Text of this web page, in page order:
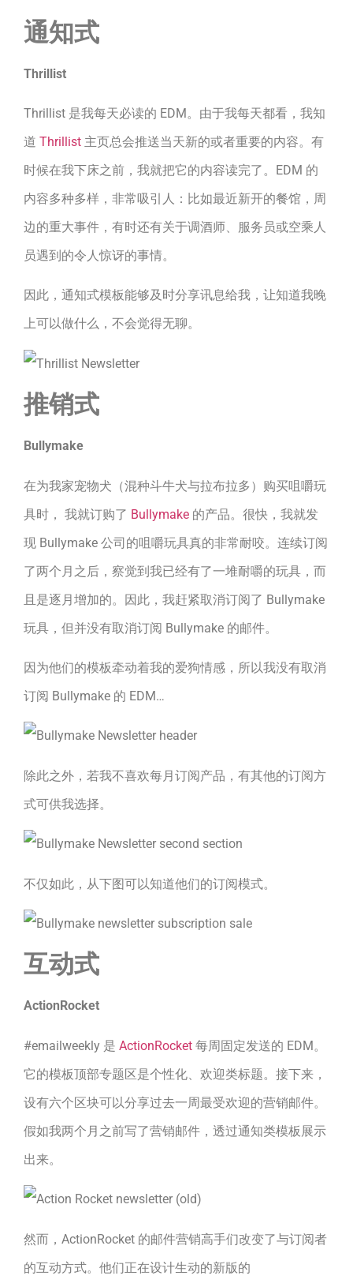
通知式
Thrillist
Thrillist 是我每天必读的 EDM。由于我每天都看，我知
道 Thrillist 主页总会推送当天新的或者重要的内容。有
时候在我下床之前，我就把它的内容读完了。EDM 的
内容多种多样，非常吸引人：比如最近新开的餐馆，周
边的重大事件，有时还有关于调酒师、服务员或空乘人
员遇到的令人惊讶的事情。
因此，通知式模板能够及时分享讯息给我，让知道我晚
上可以做什么，不会觉得无聊。
推销式
Bullymake
在为我家宠物犬（混种斗牛犬与拉布拉多）购买咀嚼玩
具时， 我就订购了 Bullymake 的产品。很快，我就发
现 Bullymake 公司的咀嚼玩具真的非常耐咬。连续订阅
了两个月之后，察觉到我已经有了一堆耐嚼的玩具，而
且是逐月增加的。因此，我赶紧取消订阅了 Bullymake
玩具，但并没有取消订阅 Bullymake 的邮件。
因为他们的模板牵动着我的爱狗情感，所以我没有取消
订阅 Bullymake 的 EDM…
除此之外，若我不喜欢每月订阅产品，有其他的订阅方
式可供我选择。
不仅如此，从下图可以知道他们的订阅模式。
互动式
ActionRocket
#emailweekly 是 ActionRocket 每周固定发送的 EDM。
它的模板顶部专题区是个性化、欢迎类标题。接下来，
设有六个区块可以分享过去一周最受欢迎的营销邮件。
假如我两个月之前写了营销邮件，透过通知类模板展示
出来。
然而，ActionRocket 的邮件营销高手们改变了与订阅者
的互动方式。他们正在设计生动的新版的